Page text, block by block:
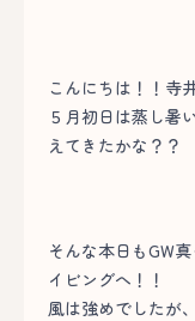
こんにちは！！寺
５月初日は蒸し暑
えてきたかな？？
そんな本日もGW
イビングへ！！
風は強めでしたが